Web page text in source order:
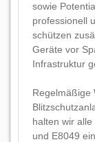
sowie
professionell
schützen
Geräte vor
Infrastruktur
Regelmäßige
halten wir
und E8049